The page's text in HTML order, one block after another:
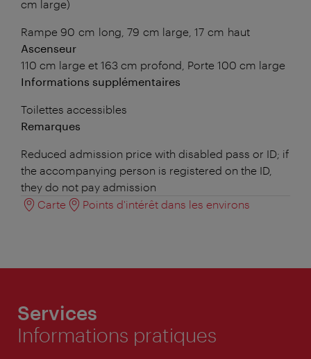
cm large)
Rampe 90 cm long, 79 cm large, 17 cm haut
Ascenseur
110 cm large et 163 cm profond, Porte 100 cm large
Informations supplémentaires
Toilettes accessibles
Remarques
Reduced admission price with disabled pass or ID; if
the accompanying person is registered on the ID,
they do not pay admission
Carte
Points d'intérêt dans les environs
Services
Informations pratiques